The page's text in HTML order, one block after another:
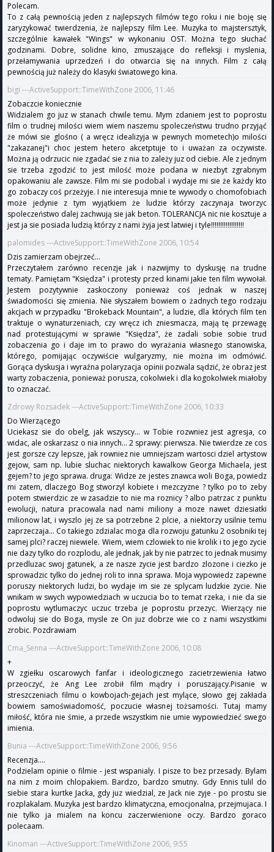
Polecam.
To z całą pewnością jeden z najlepszych filmów tego roku i nie boję się
zaryzykować twierdzenia, że najlepszy film Lee. Muzyka to majstersztyk,
szczególnie kawałek "Wings" w wykonaniu OST. Można tego słuchać
godzinami. Dobre, solidne kino, zmuszające do refleksji i myslenia,
przełamywania uprzedzeń i do otwarcia się na innych. Film z całą
pewnością już należy do klasyki światowego kina.
bigi ---ActiveSupport::TimeWithZone 2006, 11:46
Zobaczcie koniecznie
Widzialem go juz w stanach chwile temu. Mym zdaniem jest to poprostu
film o trudnej milości wiem wiem naszemu spoleczeństwu trudno przyjąć
że mówi sie glośno ( a wręcz idealizyja w pewnych mometech)o milości
"zakazanej"i choc jestem hetero akcetptuje to i uważan za oczywiste.
Można ją odrzucic nie zgadać sie z nia to zależy juz od ciebie. Ale z jednym
sie trzeba zgodzić to jest milość może podana w niezbyt zgrabnym
opakowaniu ale zawsze. Film mi sie podobal i wydaje mi sie że każdy kto
go zobaczy coś przeżyje. I nie interesuja mnie te wywody o chomofobiach
może jedynie z tym wyjątkiem że ludzie którzy zaczynaja tworzyc
spoleczeństwo dalej zachwują sie jak beton. TOLERANCJA nic nie kosztuje a
jest ja sie posiada ludzią którzy z nami żyja jest latwiej i tyle!!!!!!!!!!!!!!!!!!
palomides ---ActiveSupport::TimeWithZone 2006, 10:54
Dzis zamierzam obejrzeć...
Przeczytałem zarówno recenzje jak i nazwijmy to dyskusję na trudne
tematy. Pamiętam "Księdza" i protesty przed kinami jakie ten film wywołał.
Jestem pozytywnie zaskoczony ponieważ coś jednak w naszej
świadomości się zmienia. Nie słyszałem bowiem o żadnych tego rodzaju
akcjach w przypadku "Brokeback Mountain", a ludzie, dla których film ten
traktuje o wynaturzeniach, czy wręcz ich zniesmacza, mają tę przewagę
nad protestującymi w sprawie "Księdza", że zadali sobie sobie trud
zobaczenia go i daje im to prawo do wyrażania własnego stanowiska,
którego, pomijając oczywiście wulgaryzmy, nie można im odmówić.
Gorąca dyskusja i wyraźna polaryzacja opinii pozwala sądzić, że obraz jest
warty zobaczenia, ponieważ porusza, cokolwiek i dla kogokolwiek miałoby
to oznaczać.
Zdrowy Rozsadek ---ActiveSupport::TimeWithZone 2006, 10:33
Do Wierzącego
Uciekasz sie do obelg, jak wszyscy... w Tobie rozwniez jest agresja, co
widac, ale oskarzasz o nia innych... 2 sprawy: pierwsza. Nie twierdze ze cos
jest gorsze czy lepsze, jak rowniez nie umniejszam wartosci dziel artystow
gejow, sam np. lubie sluchac niektorych kawalkow Georga Michaela, jest
gejem? to jego sprawa. druga: Widze ze jestes znawca woli Boga, powiedz
mi zatem, dlaczego Bog stworzyl kobiete i mezczyzne ? tylko po to zeby
potem stwierdzic ze w zasadzie to nie ma roznicy ? albo patrzac z punktu
ewolucji, natura pracowala nad nami miliony a moze nawet dziesiatki
milionow lat, i wyszlo jej ze sa potrzebne 2 plcie, a niektorzy usilnie temu
zaprzeczaja... Co takiego zdzialac moga dla rozwoju gatunku 2 osobniki tej
samej plci? raczej niewiele. Wiem, wiem czlowiek to nie krolik i to jego zycie
nie dazy tylko do rozplodu, ale jednak, jak by nie patrzec to jednak musimy
przedluzac swoj gatunek, a ze nasze zycie jest bardzo zlozone i ciezko je
sprowadzic tylko do jednej roli to inna sprawa. Moja wypowiedz zapewne
poruszy niektorych ludzi, bo wydaje im sie ze splycam ludzkie zycie. Nie
wnikam w swych wypowiedziach w uczucia bo to temat rzeka, i nie da sie
poprostu wytlumaczyc uczuc trzeba je poprostu przezyc. Wierzący nie
odwoluj sie do Boga, mysle ze On juz dobrze wie co z nami wszystkimi
zrobic. Pozdrawiam
Cma_Senna ---ActiveSupport::TimeWithZone 2006, 10:08
+
W zgiełku oscarowych fanfar i ideologicznego zacietrzewienia łatwo
przeoczyć, że Ang Lee zrobił film mądry i poruszający.Pisanie w
streszczeniach filmu o kowbojach-gejach jest mylące, słowo gej zakłada
bowiem samoświadomość, poczucie własnej tożsamości. Tutaj mamy
miłość, która nie śmie, a przede wszystkim nie umie wypowiedzieć swego
imienia.
Bunia ---ActiveSupport::TimeWithZone 2006, 9:56
Recenzja....
Podzielam opinie o filmie - jest wspanialy. I pisze to bez przesady. Bylam
na nim z moim chlopakiem. Bardzo, bardzo smutny. Gdy Ennis tulil do
siebie stara kurtke Jacka, gdy juz wiedzial, ze Jack nie zyje - po prostu sie
rozplakalam. Muzyka jest bardzo klimatyczna, emocjonalna, przejmujaca. I
nie tylko ja mialem na koncu zaczerwienione oczy. Bardzo goraco
polecaam.
Kinoman ---ActiveSupport::TimeWithZone 2006, 9:55